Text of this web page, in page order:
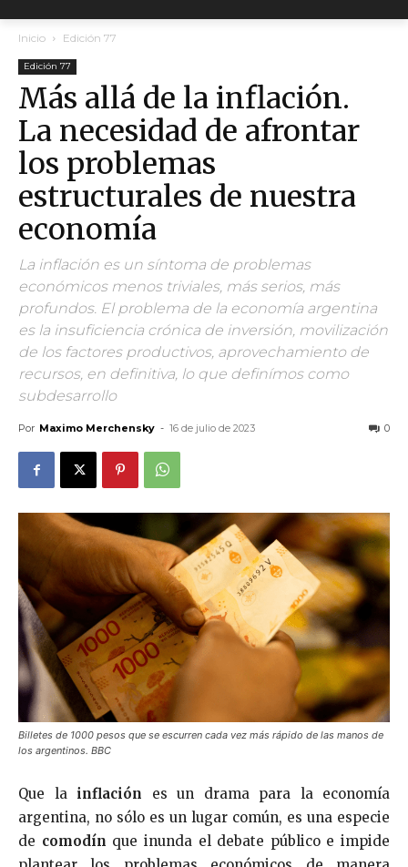
Inicio Edición 77
Edición 77
Más allá de la inflación.
La necesidad de afrontar
los problemas
estructurales de nuestra
economía
La inflación es un síntoma de problemas
económicos menos triviales, más serios, más
profundos. El problema de la economía argentina
es la insuficiencia crónica de inversión, movilización
de los factores productivos, aprovechamiento de
recursos, en definitiva, lo que definímos como
subdesarrollo
Por Maximo Merchensky - 16 de julio de 2023 0
Billetes de 1000 pesos que se escurren cada vez más rápido de las manos de
los argentinos. BBC
Que la inflación es un drama para la economía
argentina, no sólo es un lugar común, es una especie
de comodín que inunda el debate público e impide